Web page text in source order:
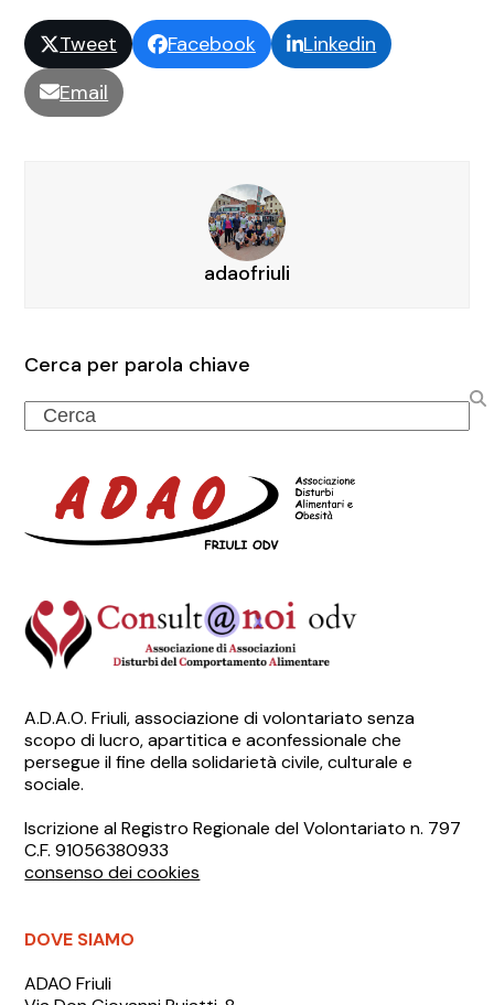
Tweet Facebook
Linkedin
Email
adaofriuli
Cerca per parola chiave
Search
A.D.A.O. Friuli, associazione di volontariato senza
scopo di lucro, apartitica e aconfessionale che
persegue il fine della solidarietà civile, culturale e
sociale.
Iscrizione al Registro Regionale del Volontariato n. 797
C.F. 91056380933
consenso dei cookies
DOVE SIAMO
ADAO Friuli